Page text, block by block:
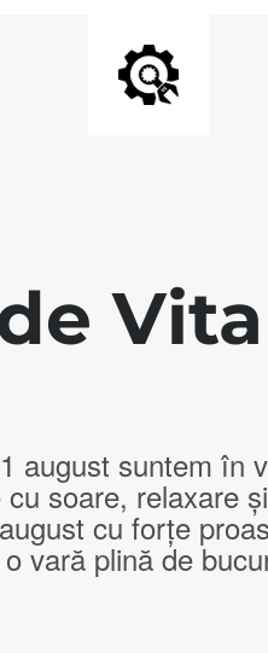
august suntem în
cu soare, relaxare
cu forțe
vară plină de